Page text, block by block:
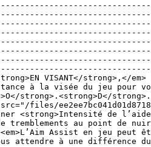
VISANT</
à la visée du jeu pour
strong>.<strong>D</
files/
<strong>Intensité de
de tremblements au point de
Assist en jeu
attendre à une différence